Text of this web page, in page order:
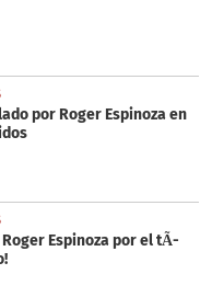
por Roger Espinoza en
Roger Espinoza por el tÃ­